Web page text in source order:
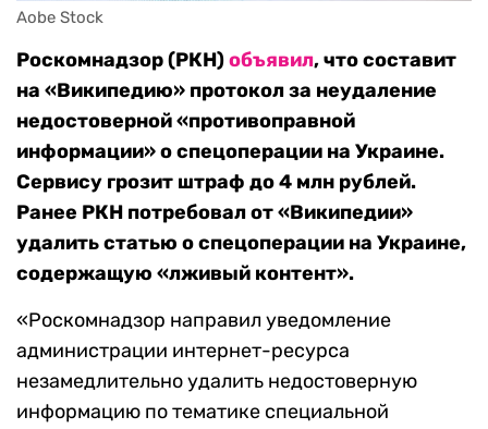
Aobe Stock
Роскомнадзор (РКН)объявил, что составит
на «Википедию» протокол за неудаление
недостоверной «противоправной
информации» о спецоперации на Украине.
Сервису грозит штраф до 4 млн рублей.
Ранее РКН потребовал от «Википедии»
удалить статью о спецоперации на Украине,
содержащую «лживый контент».
«Роскомнадзор направил уведомление
администрации интернет-ресурса
незамедлительно удалить недостоверную
информацию по тематике специальной